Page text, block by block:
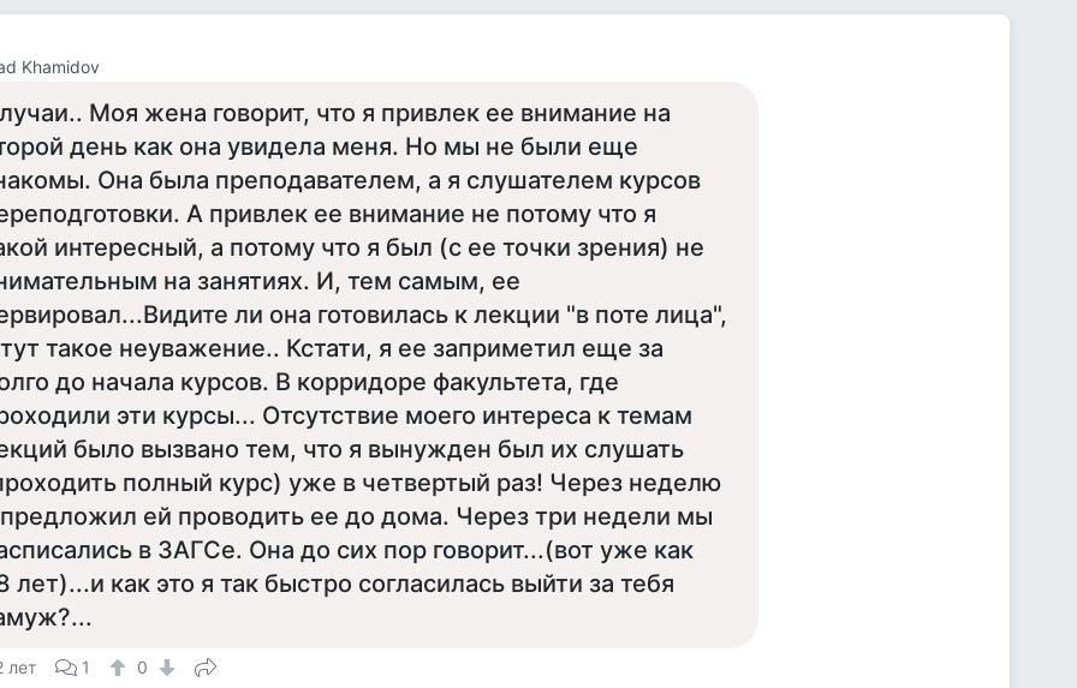
Khamidov
Моя жена говорит, что я привлек ее внимание на
день как она увидела меня. Но мы не были еще
Она была преподавателем, а я слушателем курсов
А привлек ее внимание не потому что я
интересный, а потому что я был (с ее точки зрения) не
на занятиях. И, тем самым, ее
ли она готовилась к лекции "в поте лица",
такое неуважение.. Кстати, я ее заприметил еще за
до начала курсов. В корридоре факультета, где
эти курсы... Отсутствие моего интереса к темам
было вызвано тем, что я вынужден был их слушать
полный курс) уже в четвертый раз! Через неделю
ей проводить ее до дома. Через три недели мы
в ЗАГСе. Она до сих пор говорит...(вот уже как
лет)...и как это я так быстро согласилась выйти за тебя
лет 1 0